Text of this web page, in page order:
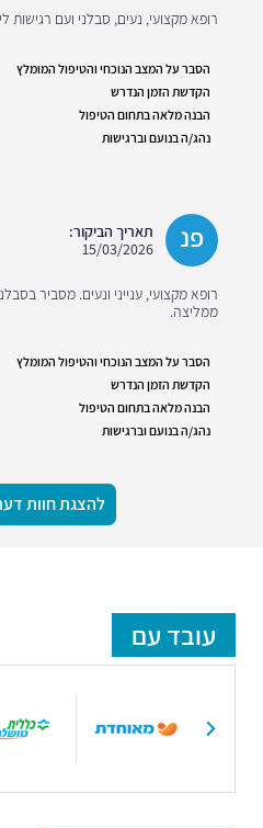
רופא מקצועי, נעים, סבלני ועם רגישות
הסבר על המצב הנוכחי והטיפול המומלץ
הקדשת הזמן הנדרש
הבנה מלאה בתחום הטיפול
נהג/ה בנועם וברגישות
פנ
תאריך הביקור:
15/03/2026
רופא מקצועי, ענייני ונעים. מסביר
ממליצה.
הסבר על המצב הנוכחי והטיפול המומלץ
הקדשת הזמן הנדרש
הבנה מלאה בתחום הטיפול
נהג/ה בנועם וברגישות
להצגת חוות
עובד עם